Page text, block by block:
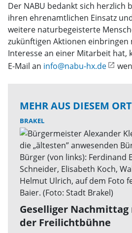
Der NABU bedankt sich herzlich
ihren ehrenamtlichen Einsatz
weitere naturbegeisterte
zukünftigen Aktionen einbringen
Interesse an einer Mitarbeit hat,
E-Mail an info@nabu-hx.de
MEHR AUS DIESEM ORT
BRAKEL
Geselliger Nachmittag
der Freilichtbühne